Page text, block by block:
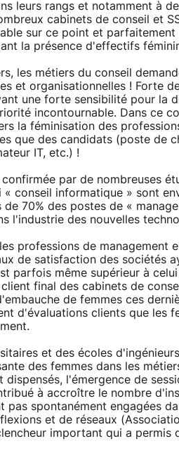
leurs rangs et notamment à
cabinets de conseil et
sur ce point et
la présence d'effectifs
les métiers du conseil
et organisationnelles ! Forte
une forte sensibilité pour la
incontournable. Dans ce
la féminisation des
que des candidats (poste de
IT, etc.) !
par de nombreuses
conseil informatique » sont
70% des postes de «
l'industrie des nouvelles
professions de management
de satisfaction des sociétés
parfois même supérieur à
final des cabinets de
de femmes ces
d'évaluations clients que les
et des écoles
des femmes dans les
l'émergence de
à accroître le nombre
pas spontanément engagées
et de réseaux
important qui a permis